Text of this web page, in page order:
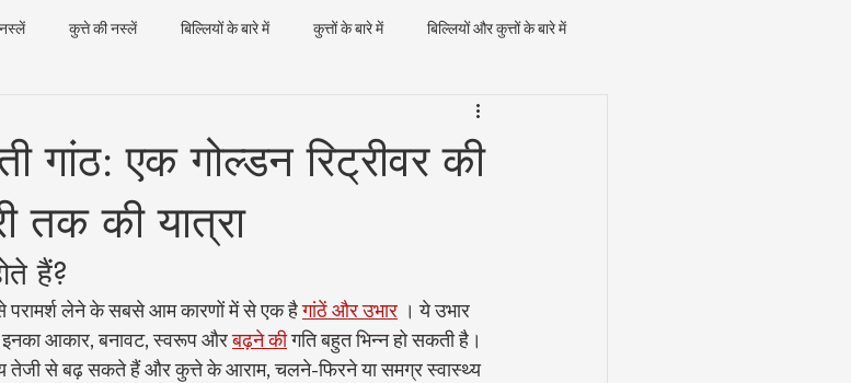
नस्लें कुत्ते की नस्लें बिल्लियों के बारे में कुत्तों के बारे में बिल्लियों और कुत्तों के बारे में
गांठ: एक गोल्डन रिट्रीवर की
तक की यात्रा
हैं?
से परामर्श लेने के सबसे आम कारणों में से एक है गांठें और उभार । ये उभार
इनका आकार, बनावट, स्वरूप और बढ़ने की गति बहुत भिन्न हो सकती है।
तेजी से बढ़ सकते हैं और कुत्ते के आराम, चलने-फिरने या समग्र स्वास्थ्य